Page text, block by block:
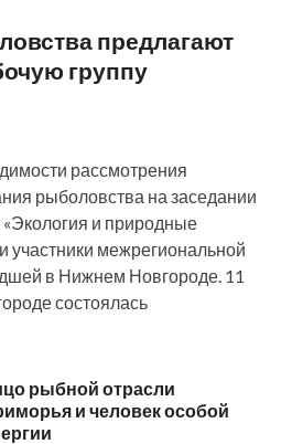
предлагают
группу
рассмотрения
рыболовства на заседании
и природные
участники межрегиональной
в Нижнем Новгороде. 11
состоялась
рыбной отрасли
и человек особой